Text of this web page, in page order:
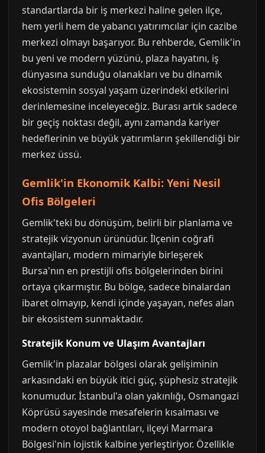
standartlarda bir iş merkezi haline gelen ilçe,
hem yerli hem de yabancı yatırımcılar için cazibe
merkezi olmayı başarıyor. Bu rehberde, Gemlik'in
bu yeni ve modern yüzünü, plaza hayatını, iş
dünyasına sunduğu olanakları ve bu dinamik
ekosistemin sosyal yaşam üzerindeki etkilerini
derinlemesine inceleyeceğiz. Burası artık sadece
bir geçiş noktası değil, aynı zamanda kariyer
hedeflerinin ve büyük yatırımların şekillendiği bir
merkez üssü.
Gemlik'in Ekonomik Kalbi: Yeni Nesil
Ofis Bölgeleri
Gemlik'teki bu dönüşüm, belirli bir planlama ve
stratejik vizyonun ürünüdür. İlçenin coğrafi
avantajları, modern mimariyle birleşerek
Bursa'nın en prestijli ofis bölgelerinden birini
ortaya çıkarmıştır. Bu bölge, sadece binalardan
ibaret olmayıp, kendi içinde yaşayan, nefes alan
bir ekosistem sunmaktadır.
Stratejik Konum ve Ulaşım Avantajları
Gemlik'in plazalar bölgesi olarak gelişiminin
arkasındaki en büyük itici güç, şüphesiz stratejik
konumudur. İstanbul'a olan yakınlığı, Osmangazi
Köprüsü sayesinde mesafelerin kısalması ve
modern otoyol bağlantıları, ilçeyi Marmara
Bölgesi'nin lojistik kalbine yerleştiriyor. Özellikle